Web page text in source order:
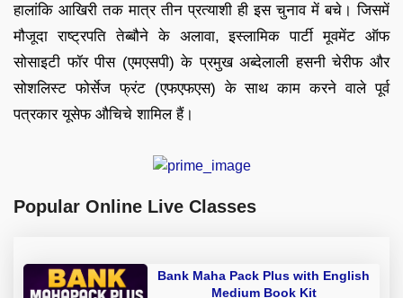
हालांकि आखिरी तक मात्र तीन प्रत्याशी ही इस चुनाव में बचे। जिसमें
मौजूदा राष्ट्रपति तेब्बौने के अलावा, इस्लामिक पार्टी मूवमेंट ऑफ
सोसाइटी फॉर पीस (एमएसपी) के प्रमुख अब्देलाली हसनी चेरीफ और
सोशलिस्ट फोर्सेज फ्रंट (एफएफएस) के साथ काम करने वाले पूर्व
पत्रकार यूसेफ औचिचे शामिल हैं।
Popular Online Live Classes
Bank Maha Pack Plus with English
Medium Book Kit